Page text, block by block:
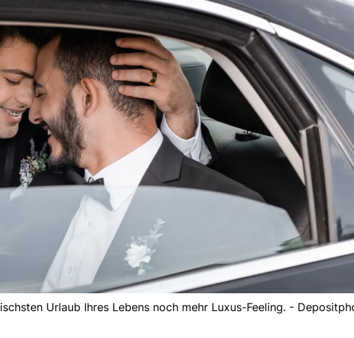
Urlaub Ihres Lebens noch mehr Luxus-Feeling. -